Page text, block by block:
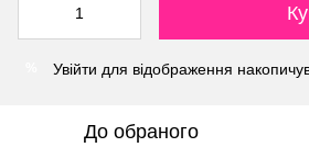
Увійти для відображення
До обраного